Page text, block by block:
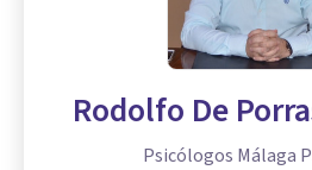
Rodolfo De
Psicólogos Málaga